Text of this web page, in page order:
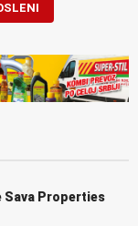
Sava Properties